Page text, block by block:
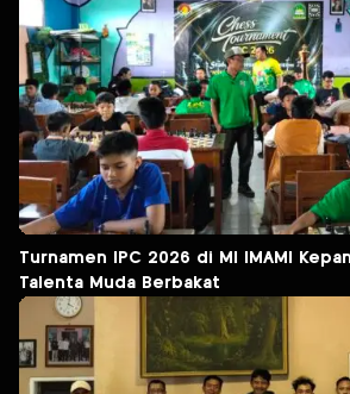
Turnamen IPC 2026 di MI IMAMI
Talenta Muda Berbakat